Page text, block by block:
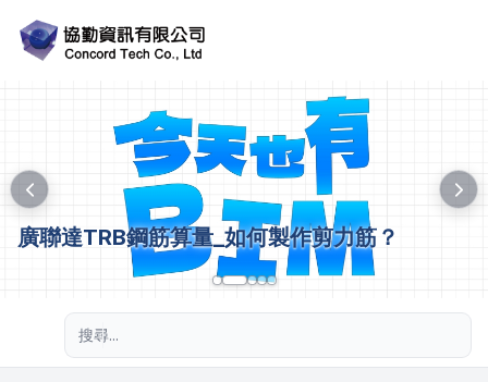
廣聯達TRB鋼筋算量_如何製作剪力筋？